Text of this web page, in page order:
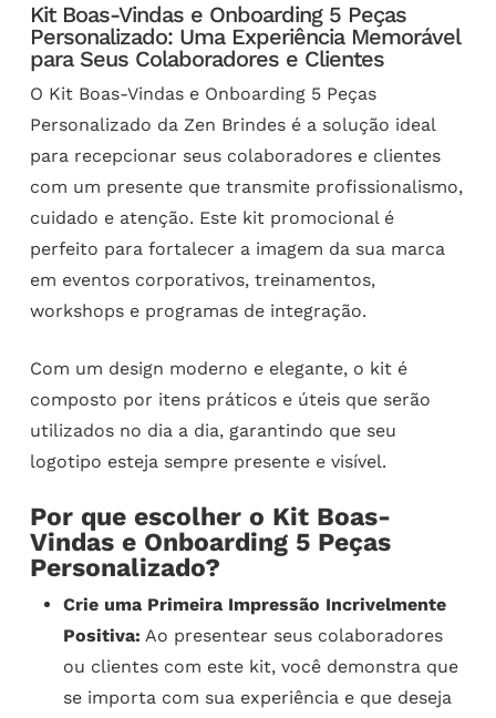
Kit Boas-Vindas e Onboarding 5 Peças
Personalizado: Uma Experiência Memorável
para Seus Colaboradores e Clientes
O Kit Boas-Vindas e Onboarding 5 Peças
Personalizado da Zen Brindes é a solução ideal
para recepcionar seus colaboradores e clientes
com um presente que transmite profissionalismo,
cuidado e atenção. Este kit promocional é
perfeito para fortalecer a imagem da sua marca
em eventos corporativos, treinamentos,
workshops e programas de integração.
Com um design moderno e elegante, o kit é
composto por itens práticos e úteis que serão
utilizados no dia a dia, garantindo que seu
logotipo esteja sempre presente e visível.
Por que escolher o Kit Boas-
Vindas e Onboarding 5 Peças
Personalizado?
Crie uma Primeira Impressão Incrivelmente
Positiva: Ao presentear seus colaboradores
ou clientes com este kit, você demonstra que
se importa com sua experiência e que deseja